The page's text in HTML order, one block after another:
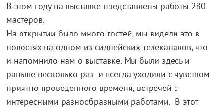
В этом году на выставке представлены работы 280
мастеров.
На открытии было много гостей, мы видели это в
новостях на одном из сиднейских телеканалов, что
и напомнило нам о выставке. Мы были здесь и
раньше несколько раз и всегда уходили с чувством
приятно проведенного времени, встречей с
интересными разнообразными работами. В этот